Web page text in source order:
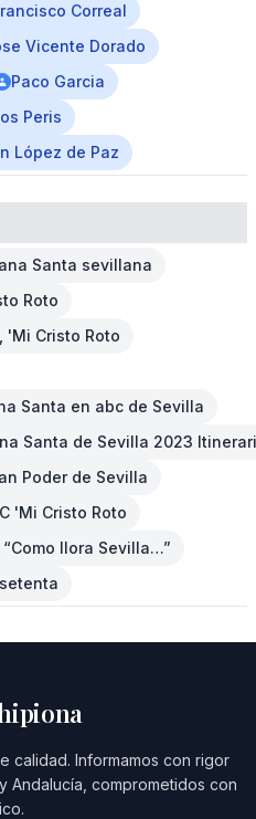
Correal
Vicente Dorado
Paco Garcia
Peris
López de Paz
Santa sevillana
Roto
'Mi Cristo Roto
Santa en abc de Sevilla
Santa de Sevilla 2023
Poder de Sevilla
'Mi Cristo Roto
llora Sevilla…”
calidad. Informamos con rigor
Andalucía, comprometidos con